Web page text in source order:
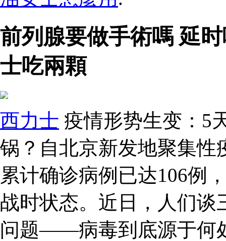
前列腺要做手術嗎 延
士吃兩顆
西力士 疫情形势生变：5
锅？自北京新发地聚集性
累计确诊病例已达106例
战时状态。近日，人们谈
问题——病毒到底源于何